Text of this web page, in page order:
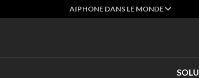
AIPHONE DANS LE MONDE